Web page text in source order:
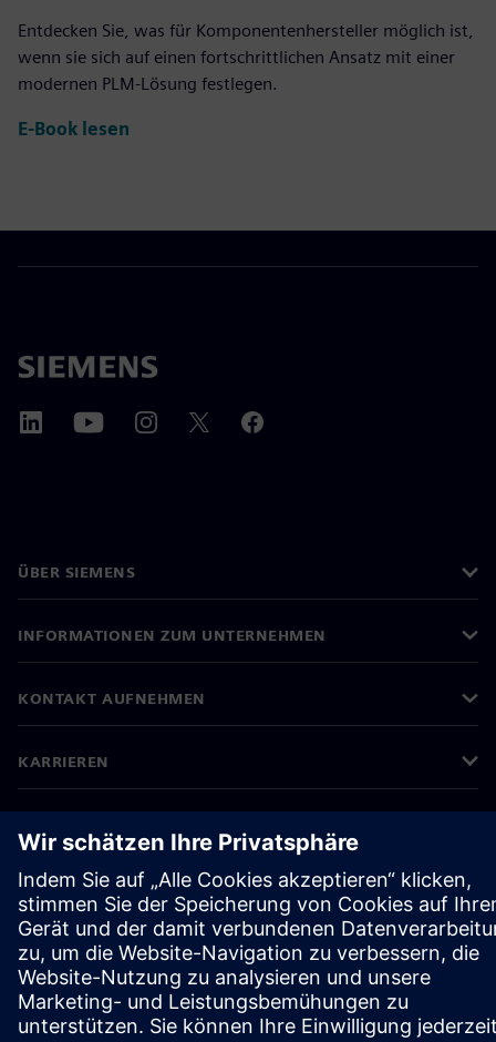
Entdecken Sie, was für Komponentenhersteller möglich ist,
wenn sie sich auf einen fortschrittlichen Ansatz mit einer
modernen PLM-Lösung festlegen.
E-Book lesen
ÜBER SIEMENS
INFORMATIONEN ZUM UNTERNEHMEN
KONTAKT AUFNEHMEN
KARRIEREN
© Siemens2026
Impressum
Datenschutz
Cookie-Richtlinien